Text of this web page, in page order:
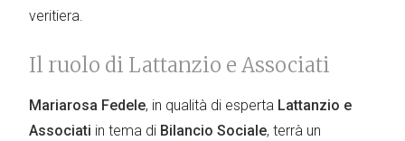
veritiera.
Il ruolo di Lattanzio e Associati
Mariarosa Fedele, in qualità di esperta Lattanzio e
Associati in tema di Bilancio Sociale, terrà un